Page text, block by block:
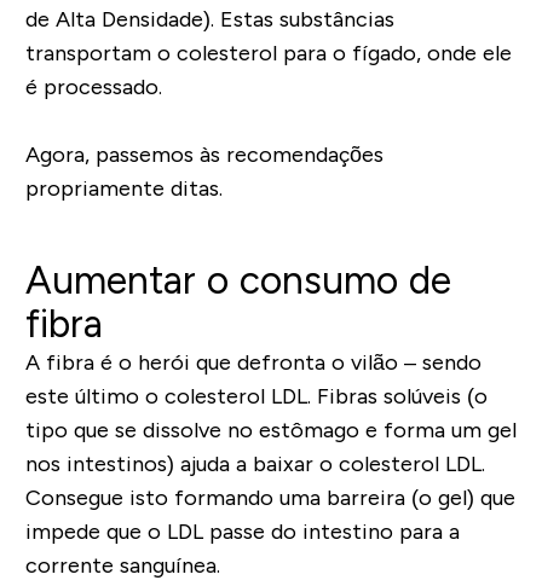
de Alta Densidade). Estas substâncias
transportam o colesterol para o fígado, onde ele
é processado.
Agora, passemos às recomendações
propriamente ditas.
Aumentar o consumo de
fibra
A fibra é o herói que defronta o vilão – sendo
este último o colesterol LDL. Fibras solúveis (o
tipo que se dissolve no estômago e forma um gel
nos intestinos) ajuda a baixar o colesterol LDL.
Consegue isto formando uma barreira (o gel) que
impede que o LDL passe do intestino para a
corrente sanguínea.